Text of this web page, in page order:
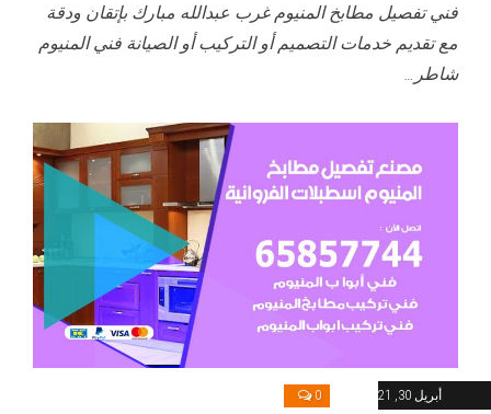
فني تفصيل مطابخ المنيوم غرب عبدالله مبارك بإتقان ودقة
مع تقديم خدمات التصميم أو التركيب أو الصيانة فني المنيوم
شاطر…
أبريل 30, 2021 0